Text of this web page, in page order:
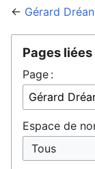
← Gérard
Pages liées
Page :
Espace de